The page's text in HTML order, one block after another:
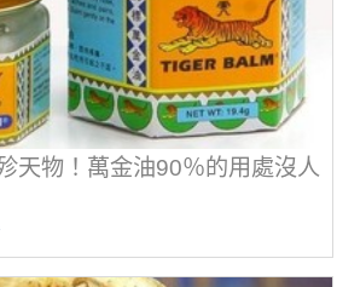
天物！萬金油90％的用處沒人